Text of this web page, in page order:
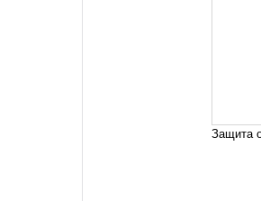
Защита